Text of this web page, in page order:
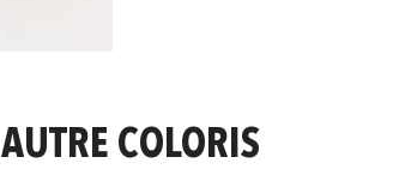
AUTRE COLORIS